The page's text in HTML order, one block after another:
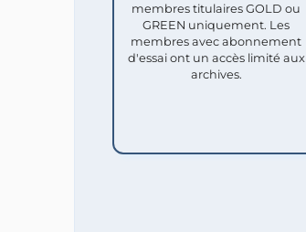
membres titulaires GOLD ou
GREEN uniquement. Les
membres avec abonnement
d'essai ont un accès limité aux
archives.